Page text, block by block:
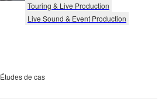
Touring & Live Production
Live Sound & Event Production
Études de cas